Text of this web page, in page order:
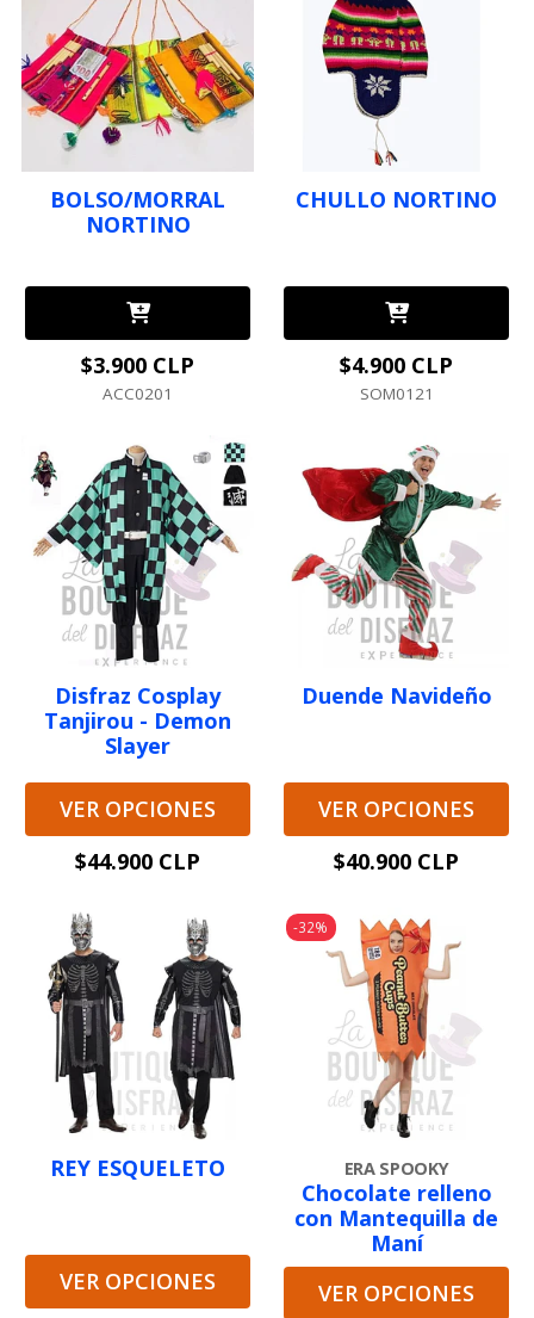
BOLSO/MORRAL
NORTINO
$3.900 CLP
ACC0201
CHULLO NORTINO
$4.900 CLP
SOM0121
Disfraz Cosplay
Tanjirou - Demon
Slayer
VER OPCIONES
$44.900 CLP
Duende Navideño
VER OPCIONES
$40.900 CLP
REY ESQUELETO
VER OPCIONES
-32%
ERA SPOOKY
Chocolate relleno
con Mantequilla de
Maní
VER OPCIONES